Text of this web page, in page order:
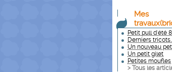
Mes
Petit pull d'été 8
Derniers tricots..
Un nouveau
Un petit gilet
Petites moufles
> Tous les